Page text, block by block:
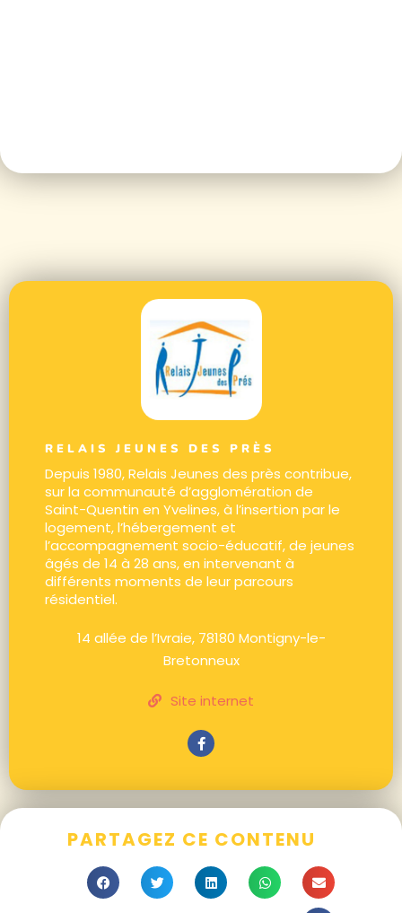
RELAIS JEUNES DES PRÈS
Depuis 1980, Relais Jeunes des près contribue,
sur la communauté d’agglomération de
Saint-Quentin en Yvelines, à l’insertion par le
logement, l’hébergement et
l’accompagnement socio-éducatif, de jeunes
âgés de 14 à 28 ans, en intervenant à
différents moments de leur parcours
résidentiel.
14 allée de l’Ivraie, 78180 Montigny-le-
Bretonneux
Site internet
PARTAGEZ CE CONTENU